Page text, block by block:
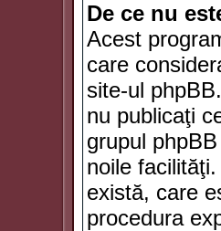
De ce nu
Acest
care
site-ul
nu publicaţi
grupul
noile
există, care
procedura